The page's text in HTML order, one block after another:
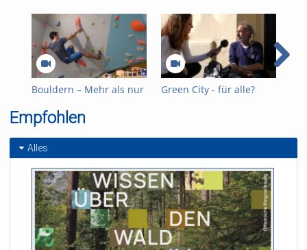
Bouldern – Mehr als nur
Green City - für alle?
Empfohlen
Alles